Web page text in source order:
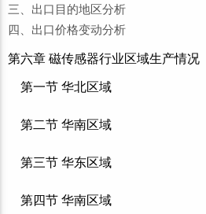
三、出口目的地区分析
四、出口价格变动分析
第六章 磁传感器行业区域生产情况
第一节 华北区域
第二节 华南区域
第三节 华东区域
第四节 华南区域